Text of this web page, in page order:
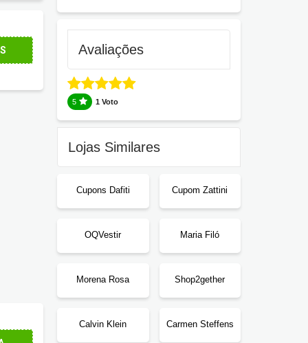
Avaliações
5 1 Voto
Lojas Similares
Cupons Dafiti Cupom Zattini
OQVestir Maria Filó
Morena Rosa Shop2gether
Calvin Klein Carmen Steffens